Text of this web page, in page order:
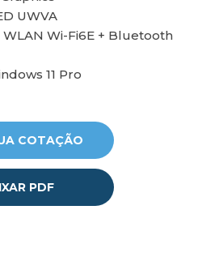
UWVA
Wi-Fi6E + Bluetooth
11 Pro
COTAÇÃO
PDF